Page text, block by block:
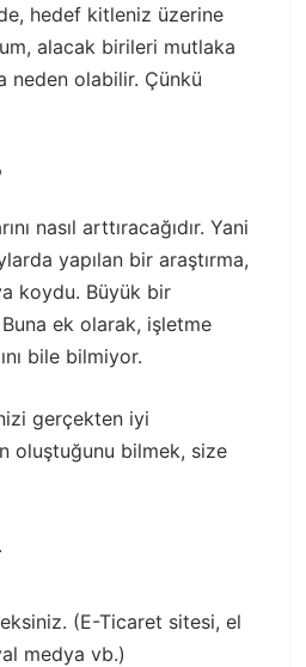
hedef kitleniz üzerine
alacak birileri mutlaka
neden olabilir. Çünkü
nasıl arttıracağıdır. Yani
yapılan bir araştırma,
koydu. Büyük bir
ek olarak, işletme
bile bilmiyor.
gerçekten iyi
oluştuğunu bilmek, size
(E-Ticaret sitesi, el
medya vb.)